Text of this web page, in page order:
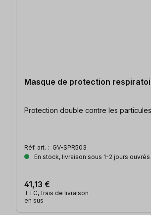
Masque de protection
Réf. art. : GV-SPR503
En stock, livraison sous 1-2 jours ouvrés
41,13 €
TTC, frais de livraison
en sus